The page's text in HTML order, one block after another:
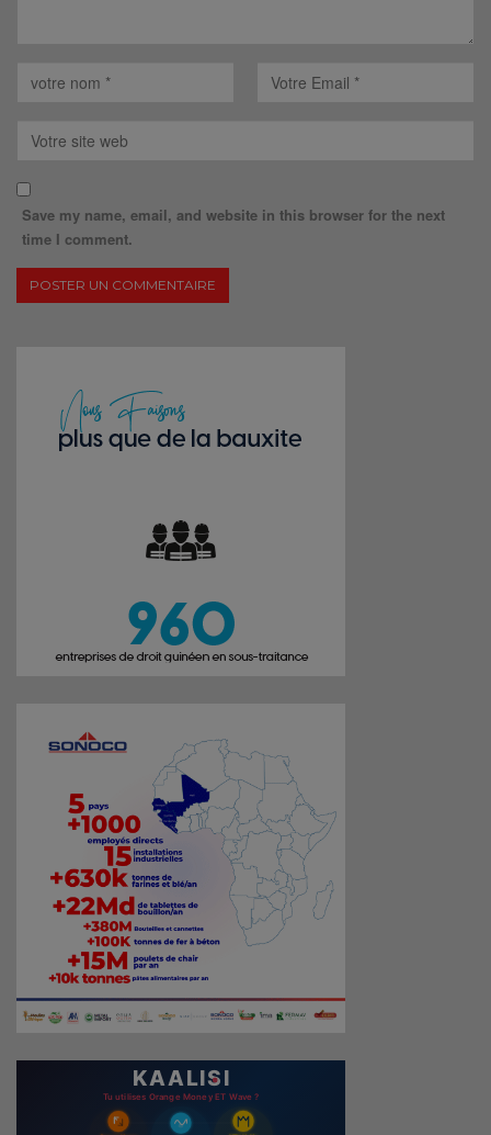
Save my name, email, and website in this browser for the next
time I comment.